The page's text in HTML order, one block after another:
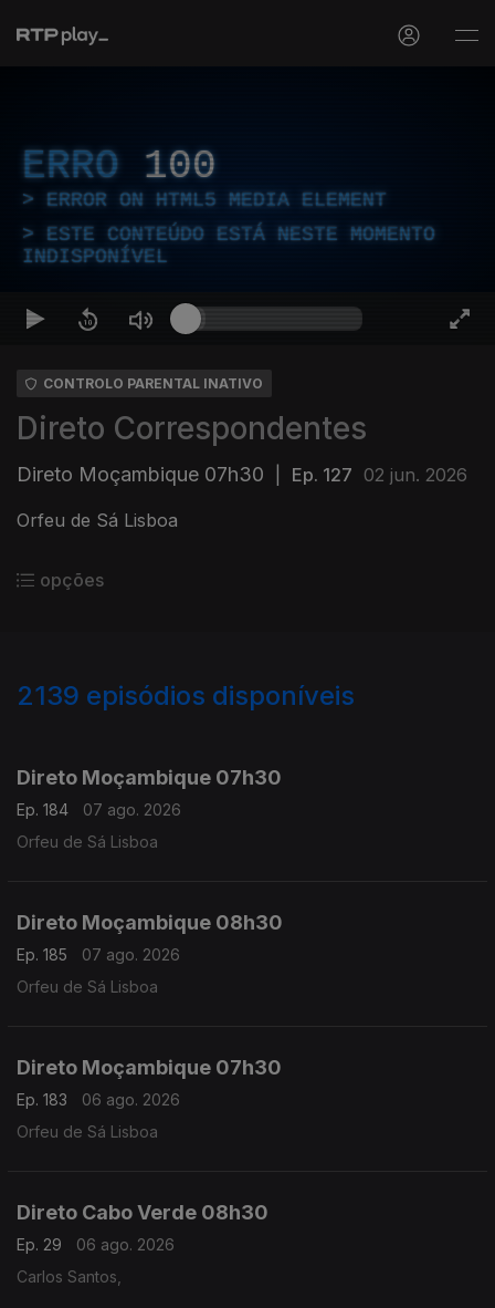
ERRO 100
ERROR ON HTML5 MEDIA ELEMENT
ESTE CONTEÚDO ESTÁ NESTE MOMENTO
INDISPONÍVEL
CONTROLO PARENTAL INATIVO
Direto Correspondentes
Direto Moçambique 07h30 Ep. 127 02 jun. 2026
Orfeu de Sá Lisboa
opções
2139 episódios disponíveis
Direto Moçambique 07h30
Ep. 184
07 ago. 2026
Orfeu de Sá Lisboa
Direto Moçambique 08h30
Ep. 185
07 ago. 2026
Orfeu de Sá Lisboa
Direto Moçambique 07h30
Ep. 183
06 ago. 2026
Orfeu de Sá Lisboa
Direto Cabo Verde 08h30
Ep. 29
06 ago. 2026
Carlos Santos,